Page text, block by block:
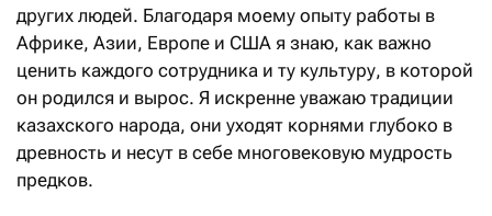
других людей. Благодаря моему опыту работы в
Африке, Азии, Европе и США я знаю, как важно
ценить каждого сотрудника и ту культуру, в которой
он родился и вырос. Я искренне уважаю традиции
казахского народа, они уходят корнями глубоко в
древность и несут в себе многовековую мудрость
предков.